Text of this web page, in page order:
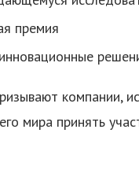
премия
компании,
мира принять